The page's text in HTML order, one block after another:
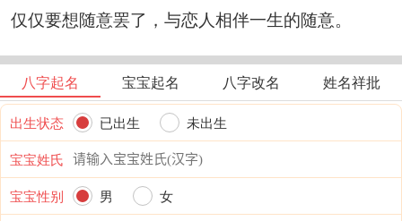
仅仅要想随意罢了，与恋人相伴一生的随意。
八字起名 宝宝起名 八字改名 姓名祥批
出生状态 已出生
未出生
宝宝姓氏
宝宝性别
男
女